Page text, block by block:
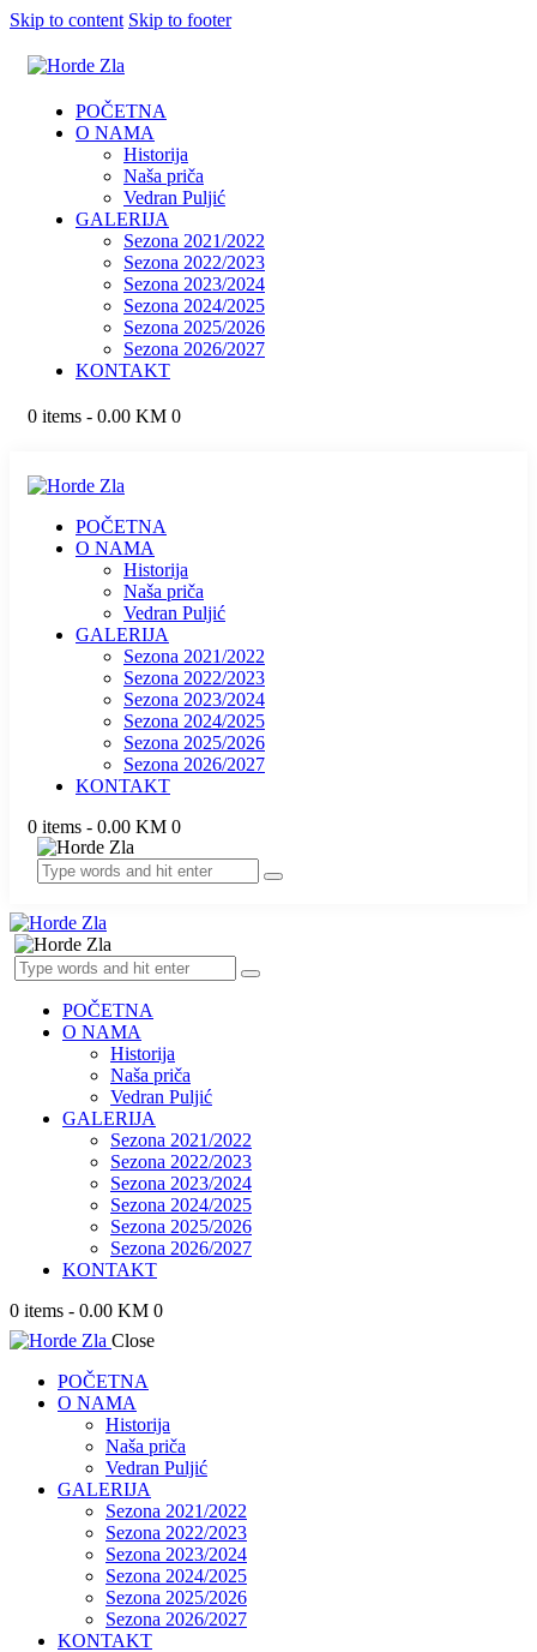
Skip to content Skip to footer
POČETNA
O NAMA
Historija
Naša priča
Vedran Puljić
GALERIJA
Sezona 2021/2022
Sezona 2022/2023
Sezona 2023/2024
Sezona 2024/2025
Sezona 2025/2026
Sezona 2026/2027
KONTAKT
0 items - 0.00 KM 0
POČETNA
O NAMA
Historija
Naša priča
Vedran Puljić
GALERIJA
Sezona 2021/2022
Sezona 2022/2023
Sezona 2023/2024
Sezona 2024/2025
Sezona 2025/2026
Sezona 2026/2027
KONTAKT
0 items - 0.00 KM 0
POČETNA
O NAMA
Historija
Naša priča
Vedran Puljić
GALERIJA
Sezona 2021/2022
Sezona 2022/2023
Sezona 2023/2024
Sezona 2024/2025
Sezona 2025/2026
Sezona 2026/2027
KONTAKT
0 items - 0.00 KM 0
Close
POČETNA
O NAMA
Historija
Naša priča
Vedran Puljić
GALERIJA
Sezona 2021/2022
Sezona 2022/2023
Sezona 2023/2024
Sezona 2024/2025
Sezona 2025/2026
Sezona 2026/2027
KONTAKT